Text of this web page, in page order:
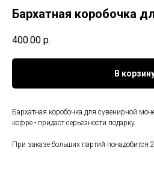
Бархатная коробочка
400.00 р.
В
Бархатная коробочка для сувенирной
кофре - придаст серьёзности подарку.
При заказе больших партий понадобится